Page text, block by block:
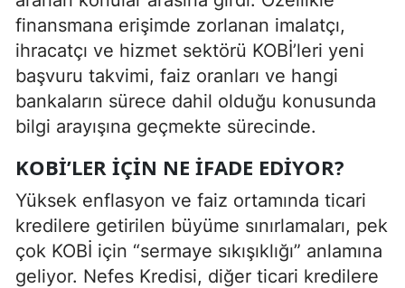
finansmana erişimde zorlanan imalatçı,
ihracatçı ve hizmet sektörü KOBİ’leri yeni
başvuru takvimi, faiz oranları ve hangi
bankaların sürece dahil olduğu konusunda
bilgi arayışına geçmekte sürecinde.
KOBİ’LER İÇIN NE İFADE EDIYOR?
Yüksek enflasyon ve faiz ortamında ticari
kredilere getirilen büyüme sınırlamaları, pek
çok KOBİ için “sermaye sıkışıklığı” anlamına
geliyor. Nefes Kredisi, diğer ticari kredilere